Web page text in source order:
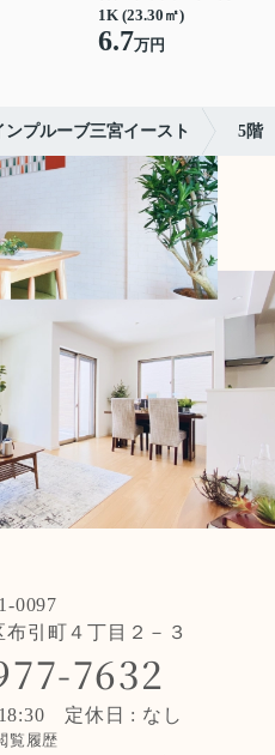
1K (23.30㎡)
6.7万円
ンプルーブ三宮イースト 5階
0097
引町４丁目２－３
7632
定休日 : なし
覧履歴